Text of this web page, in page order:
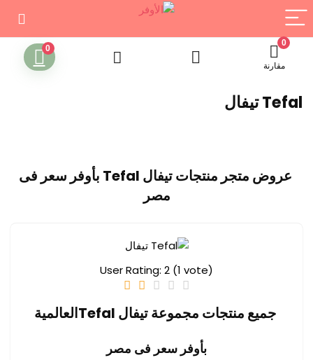
0
مقارنة
0
Tefal تيفال
عروض متجر منتجات تيفال Tefal بأوفر سعر فى
مصر
User Rating: 2 (1 vote)
جميع منتجات مجموعة تيفال Tefalالعالمية
بأوفر سعر فى مصر